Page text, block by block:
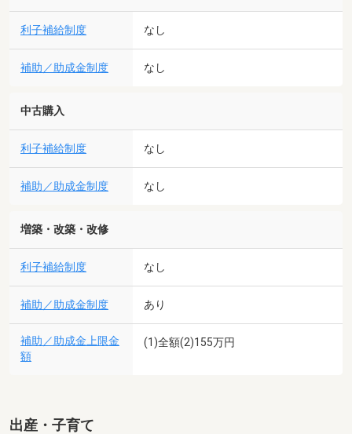
利子補給制度 なし
補助／助成金制度 なし
中古購入
利子補給制度 なし
補助／助成金制度 なし
増築・改築・改修
利子補給制度 なし
補助／助成金制度 あり
補助／助成金上限金
額
(1)全額(2)155万円
出産・子育て